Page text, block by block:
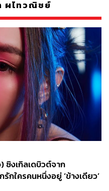
ผไทวณิชย์
ซิงเกิลเดบิวต์จาก
กใครคนหนึ่งอยู่ ‘ข้างเดียว’